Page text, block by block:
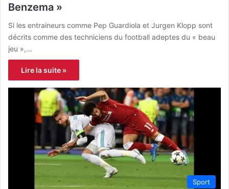
Benzema »
Si les entraineurs comme Pep Guardiola et Jurgen Klopp sont
décrits comme des techniciens du football adeptes du « beau
jeu »,…
Lire la suite »
Sport